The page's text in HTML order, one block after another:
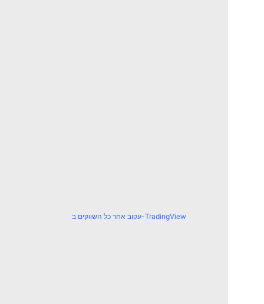
עקוב אחר כל השווקים ב-TradingView